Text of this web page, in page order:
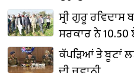
ਸ੍ਰੀ ਗੁਰੂ
ਸਰਕਾਰ ਨੇ
ਕੱਪੜਿਆਂ ਤੇ ਬੂਟਾਂ